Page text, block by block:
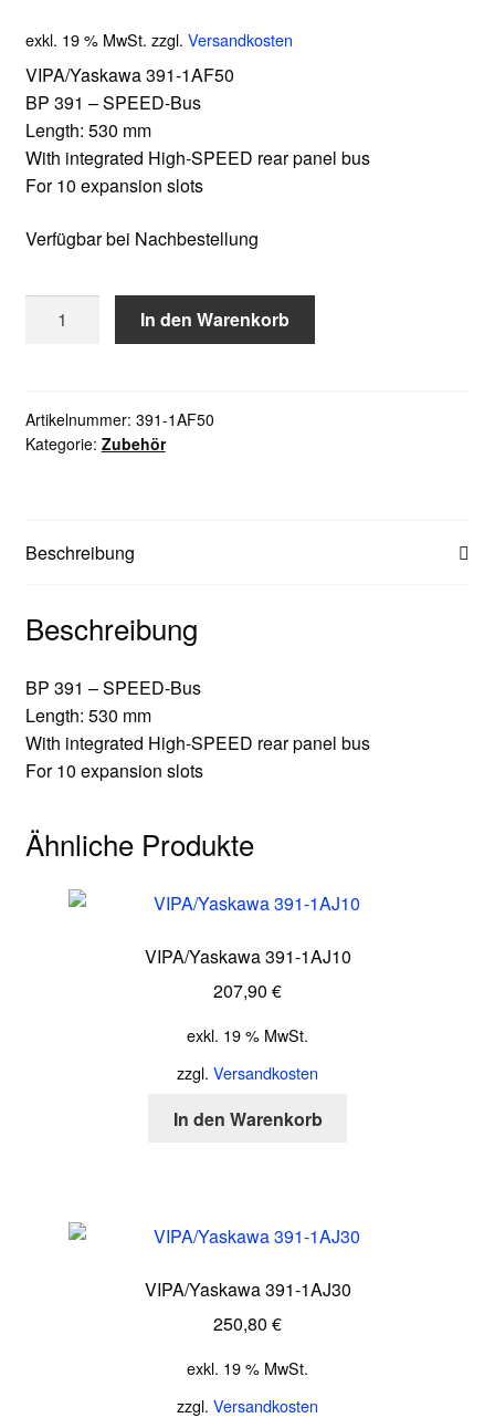
exkl. 19 % MwSt. zzgl. Versandkosten
VIPA/Yaskawa 391-1AF50
BP 391 – SPEED-Bus
Length: 530 mm
With integrated High-SPEED rear panel bus
For 10 expansion slots
Verfügbar bei Nachbestellung
In den Warenkorb
Artikelnummer: 391-1AF50
Kategorie: Zubehör
Beschreibung
Beschreibung
BP 391 – SPEED-Bus
Length: 530 mm
With integrated High-SPEED rear panel bus
For 10 expansion slots
Ähnliche Produkte
VIPA/Yaskawa 391-1AJ10
207,90 €
exkl. 19 % MwSt.
zzgl. Versandkosten
In den Warenkorb
VIPA/Yaskawa 391-1AJ30
250,80 €
exkl. 19 % MwSt.
zzgl. Versandkosten